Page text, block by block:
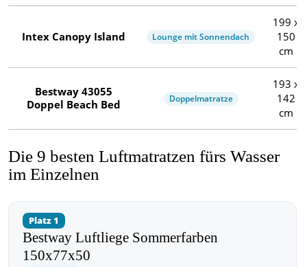
Intex Canopy Island Lounge mit Sonnendach
199 x
150
cm
Bestway 43055
Doppel Beach Bed
Doppelmatratze
193 x
142
cm
Die 9 besten Luftmatratzen fürs Wasser
im Einzelnen
Platz 1
Bestway Luftliege Sommerfarben
150x77x50